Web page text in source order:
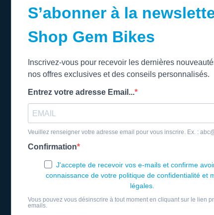
S’abonner à la
Shop Gem Bikes
Inscrivez-vous pour recevoir les dernières
nos offres exclusives et des conseils personnalisés.
Entrez votre adresse Email...
Veuillez renseigner votre adresse email pour vous inscrire. Ex. :
Confirmation
J'accepte de recevoir vos e-mails et confirme
connaissance de votre politique de confidentialité et
légales.
Vous pouvez vous désinscrire à tout moment en cliquant sur le lien
emails.